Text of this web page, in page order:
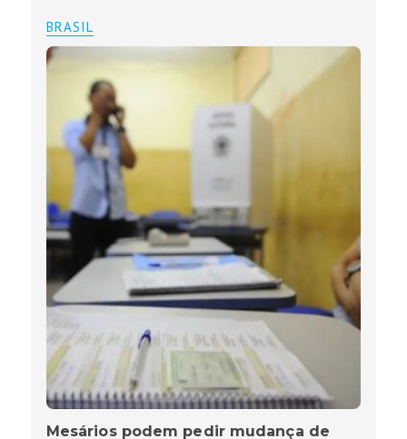
BRASIL
Mesários podem pedir mudança de